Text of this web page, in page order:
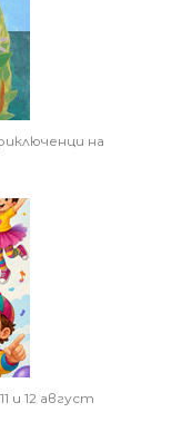
на
и 12 август